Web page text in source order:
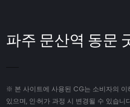
파주 문산역 동문
※ 본 사이트에 사용된 CG는 소비자의 이
있으며, 인·허가 과정 시 변경될 수 있습니